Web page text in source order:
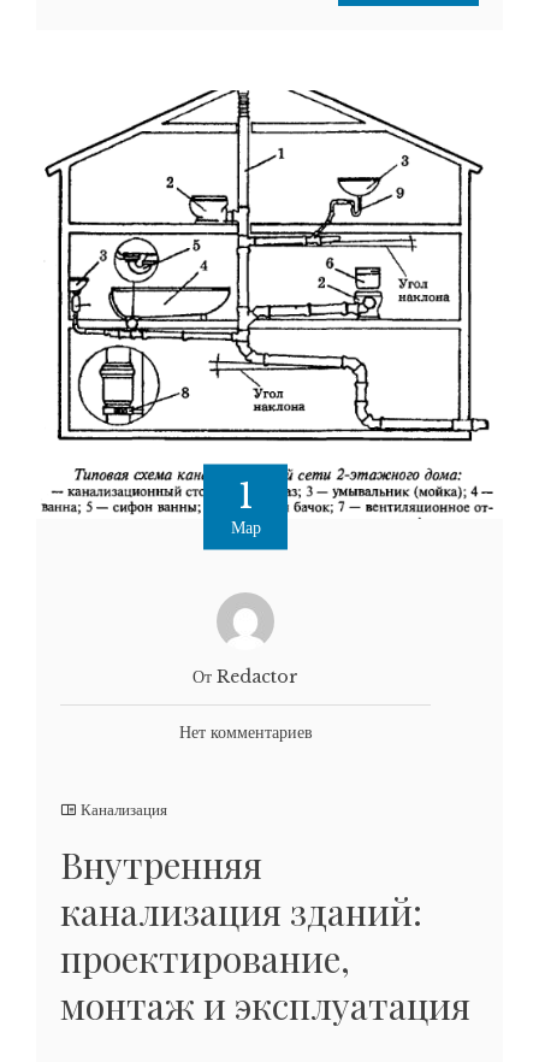
1
Мар
От Redactor
Нет комментариев
Канализация
Внутренняя
канализация зданий:
проектирование,
монтаж и эксплуатация